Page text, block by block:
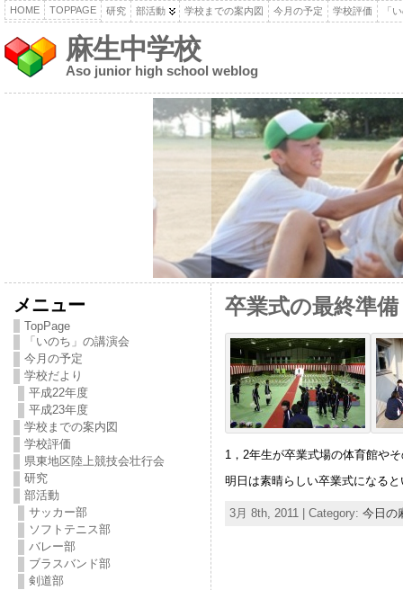
HOME TOPPAGE 研究 部活動 学校までの案内図 今月の予定 学校評価 「
麻生中学校
Aso junior high school weblog
メニュー
TopPage
「いのち」の講演会
今月の予定
学校だより
平成22年度
平成23年度
学校までの案内図
学校評価
県東地区陸上競技会壮行会
研究
部活動
サッカー部
ソフトテニス部
バレー部
ブラスバンド部
剣道部
卒業式の最終準備
1，2年生が卒業式場の体育館や
明日は素晴らしい卒業式になる
3月 8th, 2011 | Category: 今日の